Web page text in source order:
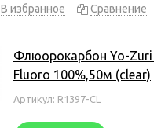
В избранное
Сравнение
Флюорокарбон Yo-Zuri
Fluoro 100%,50м (clear)
Артикул: R1397-CL